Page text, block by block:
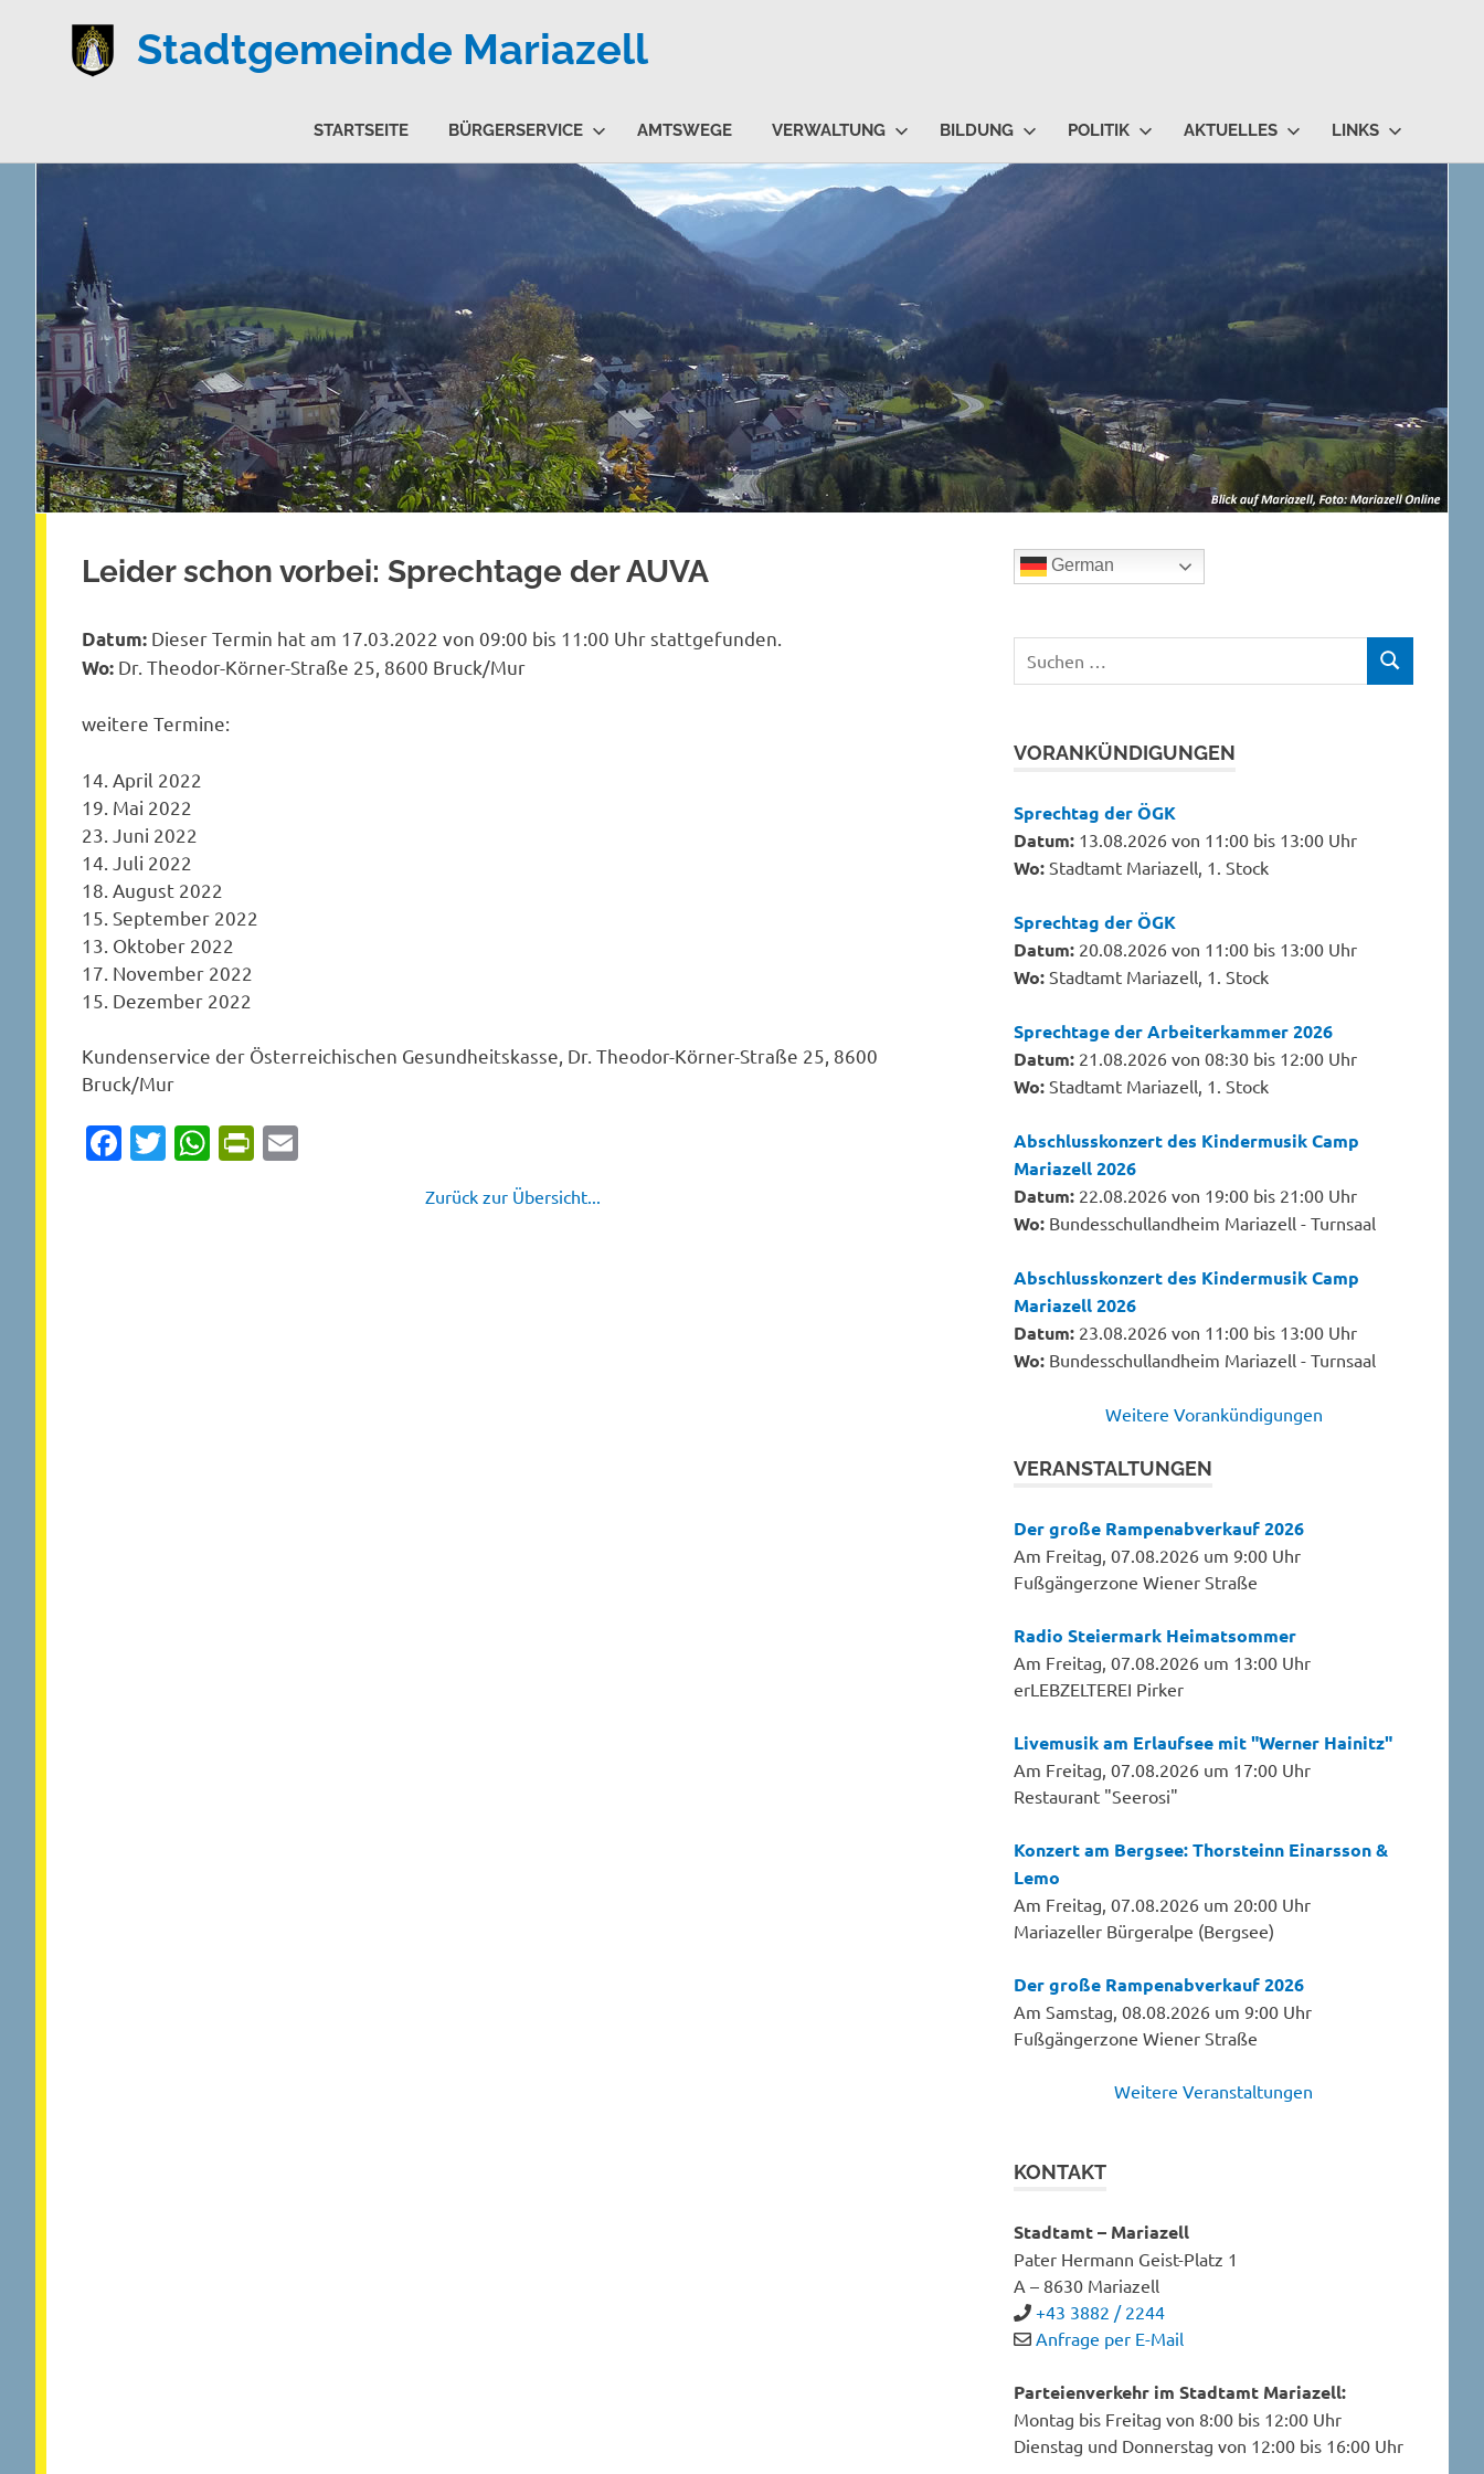
Stadtgemeinde Mariazell
STARTSEITE BÜRGERSERVICE AMTSWEGE VERWALTUNG BILDUNG POLITIK AKTUELLES LINKS
Leider schon vorbei: Sprechtage der AUVA
Datum: Dieser Termin hat am 17.03.2022 von 09:00 bis 11:00 Uhr stattgefunden.
Wo: Dr. Theodor-Körner-Straße 25, 8600 Bruck/Mur
weitere Termine:
14. April 2022
19. Mai 2022
23. Juni 2022
14. Juli 2022
18. August 2022
15. September 2022
13. Oktober 2022
17. November 2022
15. Dezember 2022
Kundenservice der Österreichischen Gesundheitskasse, Dr. Theodor-Körner-Straße 25, 8600
Bruck/Mur
Facebook
Twitter
WhatsApp
PrintFriendly
Zurück zur Übersicht...
German
Suchen
SUCHEN
VORANKÜNDIGUNGEN
Sprechtag der ÖGK
Datum: 13.08.2026 von 11:00 bis 13:00 Uhr
Wo: Stadtamt Mariazell, 1. Stock
Sprechtag der ÖGK
Datum: 20.08.2026 von 11:00 bis 13:00 Uhr
Wo: Stadtamt Mariazell, 1. Stock
Sprechtage der Arbeiterkammer 2026
Datum: 21.08.2026 von 08:30 bis 12:00 Uhr
Wo: Stadtamt Mariazell, 1. Stock
Abschlusskonzert des Kindermusik Camp
Mariazell 2026
Datum: 22.08.2026 von 19:00 bis 21:00 Uhr
Wo: Bundesschullandheim Mariazell - Turnsaal
Abschlusskonzert des Kindermusik Camp
Mariazell 2026
Datum: 23.08.2026 von 11:00 bis 13:00 Uhr
Wo: Bundesschullandheim Mariazell - Turnsaal
Weitere Vorankündigungen
VERANSTALTUNGEN
Der große Rampenabverkauf 2026
Am Freitag, 07.08.2026 um 9:00 Uhr
Fußgängerzone Wiener Straße
Radio Steiermark Heimatsommer
Am Freitag, 07.08.2026 um 13:00 Uhr
erLEBZELTEREI Pirker
Livemusik am Erlaufsee mit "Werner Hainitz"
Am Freitag, 07.08.2026 um 17:00 Uhr
Restaurant "Seerosi"
Konzert am Bergsee: Thorsteinn Einarsson &
Lemo
Am Freitag, 07.08.2026 um 20:00 Uhr
Mariazeller Bürgeralpe (Bergsee)
Der große Rampenabverkauf 2026
Am Samstag, 08.08.2026 um 9:00 Uhr
Fußgängerzone Wiener Straße
Weitere Veranstaltungen
KONTAKT
Stadtamt – Mariazell
Pater Hermann Geist-Platz 1
A – 8630 Mariazell
+43 3882 / 2244
Anfrage per E-Mail
Parteienverkehr im Stadtamt Mariazell:
Montag bis Freitag von 8:00 bis 12:00 Uhr
Dienstag und Donnerstag von 12:00 bis 16:00 Uhr